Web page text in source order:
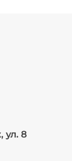
ул. 8